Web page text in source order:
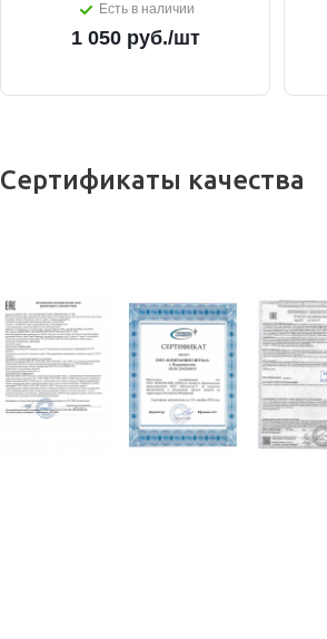
Есть в наличии
1 050 руб./шт
Сертификаты качества